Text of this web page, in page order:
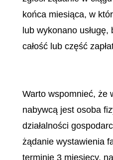
końca miesiąca, w
lub wykonano
całość lub część
Warto wspomnieć, że
nabywcą jest osoba
działalności
żądanie wystawienia
terminie 3 miesięcy,